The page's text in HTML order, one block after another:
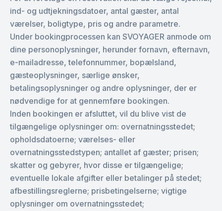
ind- og udtjekningsdatoer, antal gæster, antal
værelser, boligtype, pris og andre parametre.
Under bookingprocessen kan SVOYAGER anmode om
dine personoplysninger, herunder fornavn, efternavn,
e-mailadresse, telefonnummer, bopælsland,
gæsteoplysninger, særlige ønsker,
betalingsoplysninger og andre oplysninger, der er
nødvendige for at gennemføre bookingen.
Inden bookingen er afsluttet, vil du blive vist de
tilgængelige oplysninger om: overnatningsstedet;
opholdsdatoerne; værelses- eller
overnatningsstedstypen; antallet af gæster; prisen;
skatter og gebyrer, hvor disse er tilgængelige;
eventuelle lokale afgifter eller betalinger på stedet;
afbestillingsreglerne; prisbetingelserne; vigtige
oplysninger om overnatningsstedet;